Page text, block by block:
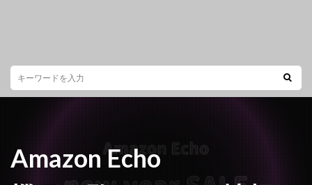
Amazon Echo